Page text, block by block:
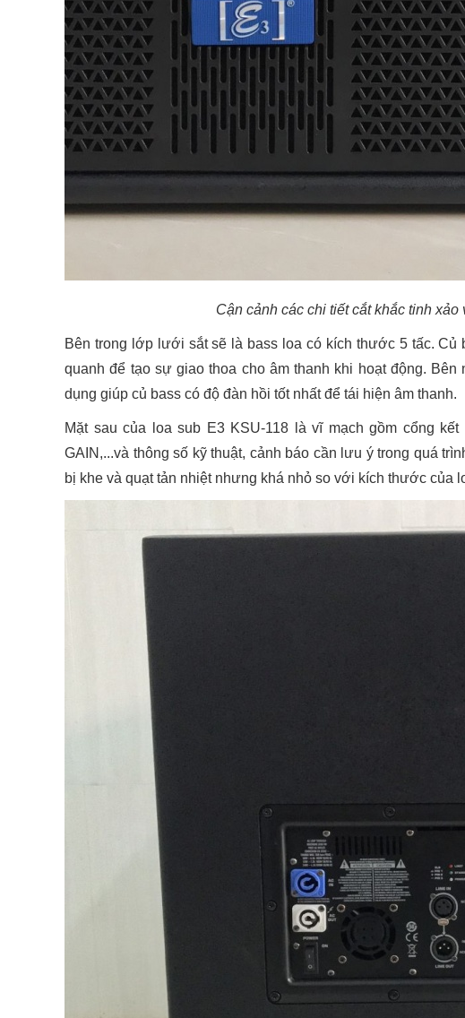
Cận cảnh các chi tiết cắt khắc tinh
Bên trong lớp lưới sắt sẽ là bass loa có kích thước 5 tấc.
quanh để tạo sự giao thoa cho âm thanh khi hoạt động.
dụng giúp củ bass có độ đàn hồi tốt nhất để tái hiện âm thanh.
Mặt sau của loa sub E3 KSU-118 là vĩ mạch gồm cổng
GAIN,...và thông số kỹ thuật, cảnh báo cần lưu ý trong quá
bị khe và quạt tản nhiệt nhưng khá nhỏ so với kích thước của